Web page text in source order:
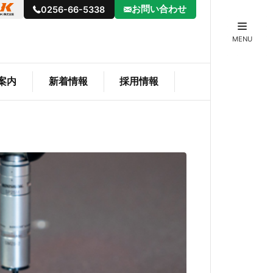
MENU
0256-66-5338 お問い合わせ
内 新着情報 採用情報